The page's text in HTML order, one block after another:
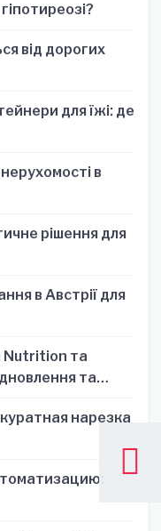
від дорогих
для їжі: де
в
рішення для
в Австрії для
Nutrition та
та
нарезка